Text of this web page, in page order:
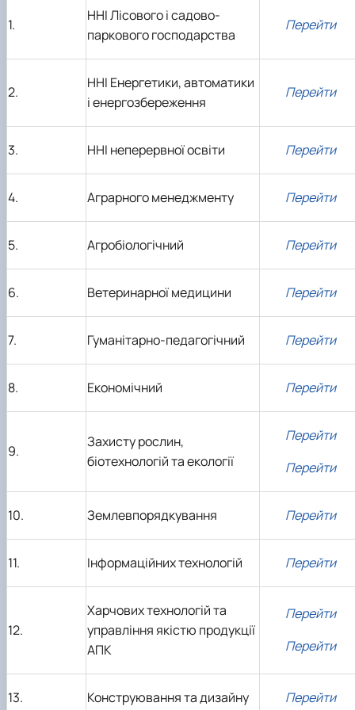
1.
ННІ Лісового і садово-
паркового господарства
Перейти
2.
ННІ Енергетики, автоматики
і енергозбереження
Перейти
3. ННІ неперервної освіти Перейти
4. Аграрного менеджменту Перейти
5. Агробіологічний Перейти
6. Ветеринарної медицини Перейти
7. Гуманітарно-педагогічний Перейти
8. Економічний Перейти
9.
Захисту рослин,
біотехнологій та екології
Перейти
Перейти
10. Землевпорядкування Перейти
11. Інформаційних технологій Перейти
12.
Харчових технологій та
управління якістю продукції
АПК
Перейти
Перейти
13. Конструювання та дизайну Перейти